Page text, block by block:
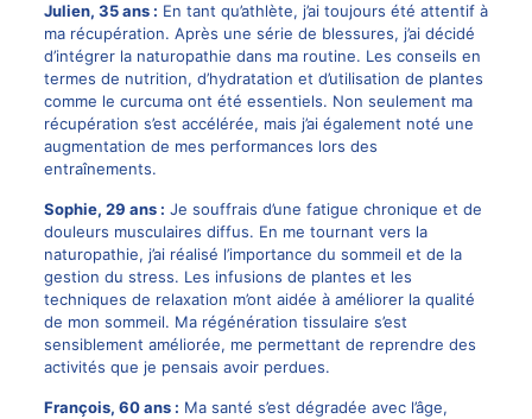
Julien, 35 ans : En tant qu’athlète, j’ai toujours été attentif à
ma récupération. Après une série de blessures, j’ai décidé
d’intégrer la naturopathie dans ma routine. Les conseils en
termes de nutrition, d’hydratation et d’utilisation de plantes
comme le curcuma ont été essentiels. Non seulement ma
récupération s’est accélérée, mais j’ai également noté une
augmentation de mes performances lors des
entraînements.
Sophie, 29 ans : Je souffrais d’une fatigue chronique et de
douleurs musculaires diffus. En me tournant vers la
naturopathie, j’ai réalisé l’importance du sommeil et de la
gestion du stress. Les infusions de plantes et les
techniques de relaxation m’ont aidée à améliorer la qualité
de mon sommeil. Ma régénération tissulaire s’est
sensiblement améliorée, me permettant de reprendre des
activités que je pensais avoir perdues.
François, 60 ans : Ma santé s’est dégradée avec l’âge,